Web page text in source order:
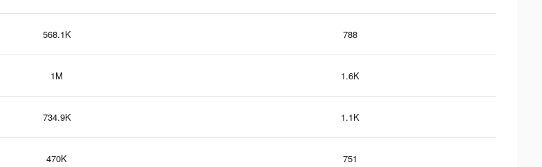
568.1K 788
1M 1.6K
734.9K 1.1K
470K 751